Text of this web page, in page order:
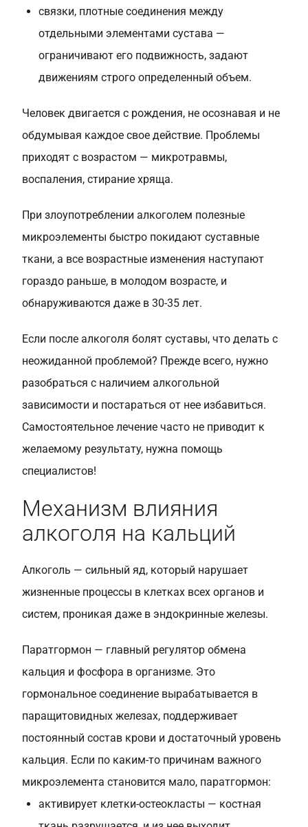
связки, плотные соединения между
отдельными элементами сустава —
ограничивают его подвижность, задают
движениям строго определенный объем.
Человек двигается с рождения, не осознавая и не
обдумывая каждое свое действие. Проблемы
приходят с возрастом — микротравмы,
воспаления, стирание хряща.
При злоупотреблении алкоголем полезные
микроэлементы быстро покидают суставные
ткани, а все возрастные изменения наступают
гораздо раньше, в молодом возрасте, и
обнаруживаются даже в 30-35 лет.
Если после алкоголя болят суставы, что делать с
неожиданной проблемой? Прежде всего, нужно
разобраться с наличием алкогольной
зависимости и постараться от нее избавиться.
Самостоятельное лечение часто не приводит к
желаемому результату, нужна помощь
специалистов!
Механизм влияния
алкоголя на кальций
Алкоголь — сильный яд, который нарушает
жизненные процессы в клетках всех органов и
систем, проникая даже в эндокринные железы.
Паратгормон — главный регулятор обмена
кальция и фосфора в организме. Это
гормональное соединение вырабатывается в
паращитовидных железах, поддерживает
постоянный состав крови и достаточный уровень
кальция. Если по каким-то причинам важного
микроэлемента становится мало, паратгормон:
активирует клетки-остеокласты — костная